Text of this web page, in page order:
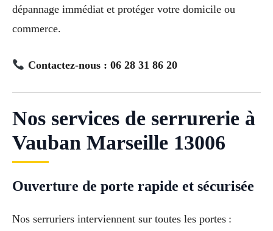
dépannage immédiat et protéger votre domicile ou
commerce.
Contactez-nous : 06 28 31 86 20
Nos services de serrurerie à
Vauban Marseille 13006
Ouverture de porte rapide et sécurisée
Nos serruriers interviennent sur toutes les portes :